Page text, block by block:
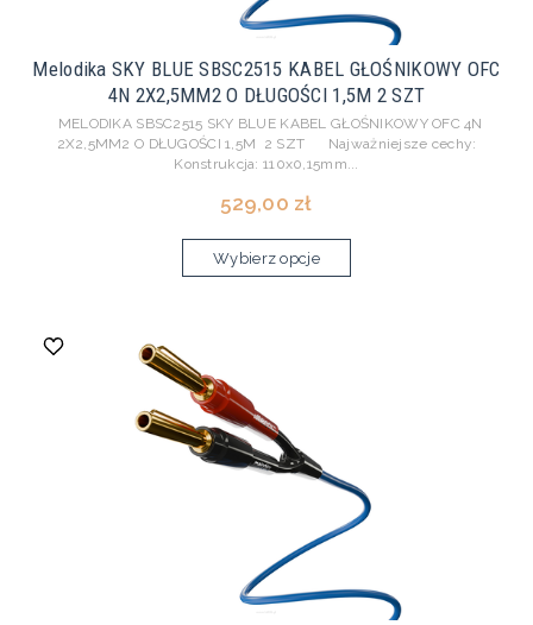
Melodika SKY BLUE SBSC2515 KABEL GŁOŚNIKOWY OFC
4N 2X2,5MM2 O DŁUGOŚCI 1,5M 2 SZT
MELODIKA SBSC2515 SKY BLUE KABEL GŁOŚNIKOWY OFC 4N
2X2,5MM2 O DŁUGOŚCI 1,5M 2 SZT Najważniejsze cechy:
Konstrukcja: 110x0,15mm...
529,00 zł
Wybierz opcje